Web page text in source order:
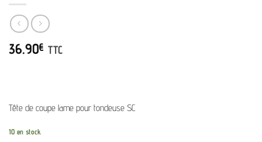
36.90€ TTC
Tête de coupe lame pour tondeuse SC
10 en stock